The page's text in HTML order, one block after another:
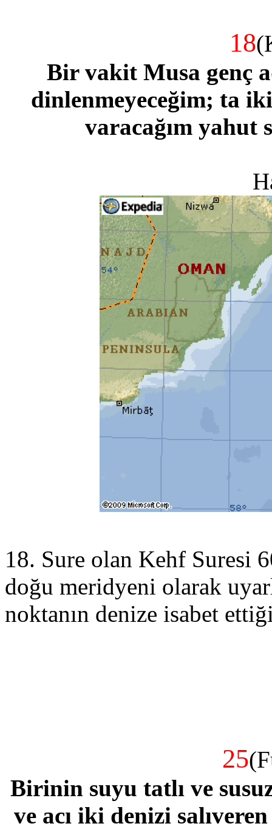
18
Bir vakit Musa genç
dinlenmeyeceğim; ta
varacağım yahut
18. Sure olan Kehf Suresi
doğu meridyeni olarak
noktanın denize isabet
25
Birinin suyu tatlı ve
ve acı iki denizi